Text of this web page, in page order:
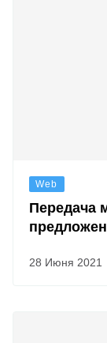
Web
Передача
28 Июня 2021